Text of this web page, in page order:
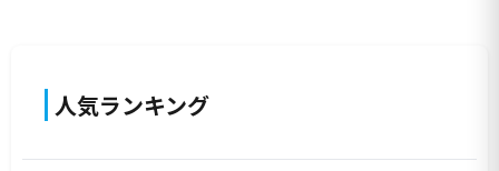
人気ランキング